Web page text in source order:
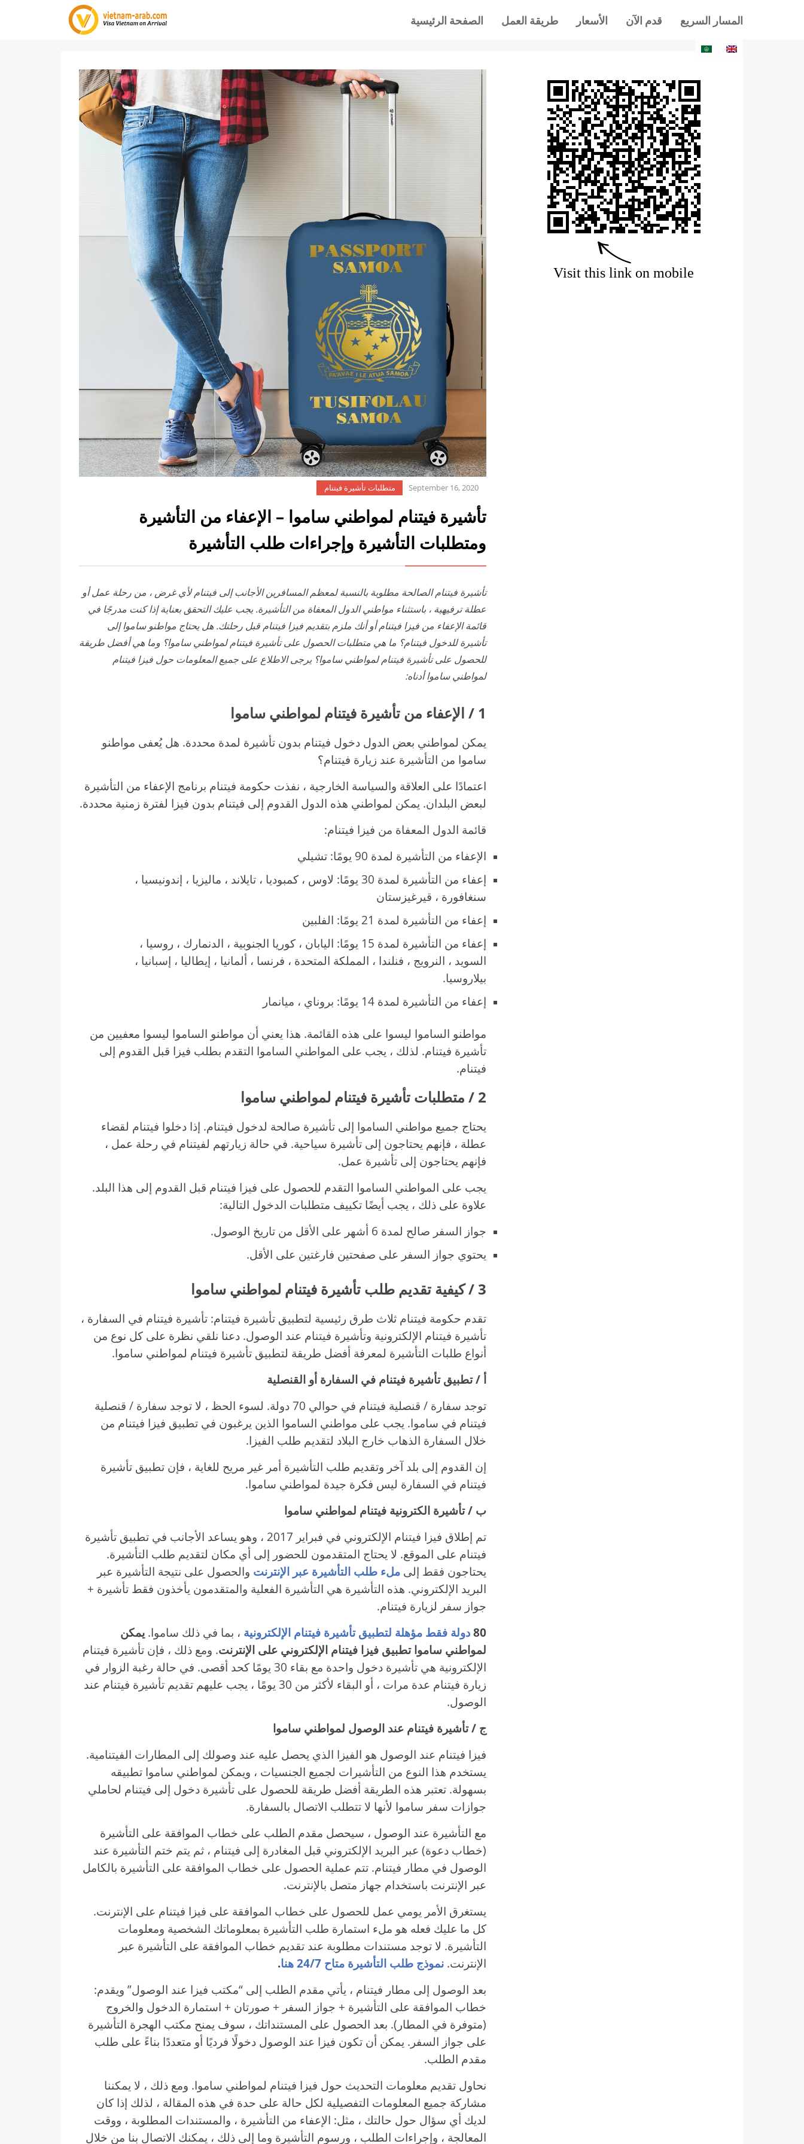
الصفحة الرئيسية طريقة العمل الأسعار قدم الآن المسار السريع
September 16, 2020 متطلبات تأشيرة فيتنام
تأشيرة فيتنام لمواطني ساموا – الإعفاء من التأشيرة
ومتطلبات التأشيرة وإجراءات طلب التأشيرة
تأشيرة فيتنام الصالحة مطلوبة بالنسبة لمعظم المسافرين الأجانب إلى فيتنام لأي غرض ، من رحلة عمل أو
عطلة ترفيهية ، باستثناء مواطني الدول المعفاة من التأشيرة. يجب عليك التحقق بعناية إذا كنت مدرجًا في
قائمة الإعفاء من فيزا فيتنام أو أنك ملزم بتقديم فيزا فيتنام قبل رحلتك. هل يحتاج مواطنو ساموا إلى
تأشيرة للدخول فيتنام؟ ما هي متطلبات الحصول على تأشيرة فيتنام لمواطني ساموا؟ وما هي أفضل طريقة
للحصول على تأشيرة فيتنام لمواطني ساموا؟ يرجى الاطلاع على جميع المعلومات حول فيزا فيتنام
لمواطني ساموا أدناه:
1 / الإعفاء من تأشيرة فيتنام لمواطني ساموا
يمكن لمواطني بعض الدول دخول فيتنام بدون تأشيرة لمدة محددة. هل يُعفى مواطنو
ساموا من التأشيرة عند زيارة فيتنام؟
اعتمادًا على العلاقة والسياسة الخارجية ، نفذت حكومة فيتنام برنامج الإعفاء من التأشيرة
لبعض البلدان. يمكن لمواطني هذه الدول القدوم إلى فيتنام بدون فيزا لفترة زمنية محددة.
قائمة الدول المعفاة من فيزا فيتنام:
الإعفاء من التأشيرة لمدة 90 يومًا: تشيلي
إعفاء من التأشيرة لمدة 30 يومًا: لاوس ، كمبوديا ، تايلاند ، ماليزيا ، إندونيسيا ،
سنغافورة ، قيرغيزستان
إعفاء من التأشيرة لمدة 21 يومًا: الفلبين
إعفاء من التأشيرة لمدة 15 يومًا: اليابان ، كوريا الجنوبية ، الدنمارك ، روسيا ،
السويد ، النرويج ، فنلندا ، المملكة المتحدة ، فرنسا ، ألمانيا ، إيطاليا ، إسبانيا ،
بيلاروسيا.
إعفاء من التأشيرة لمدة 14 يومًا: بروناي ، ميانمار
مواطنو الساموا ليسوا على هذه القائمة. هذا يعني أن مواطنو الساموا ليسوا معفيين من
تأشيرة فيتنام. لذلك ، يجب على المواطني الساموا التقدم بطلب فيزا قبل القدوم إلى
فيتنام.
2 / متطلبات تأشيرة فيتنام لمواطني ساموا
يحتاج جميع مواطني الساموا إلى تأشيرة صالحة لدخول فيتنام. إذا دخلوا فيتنام لقضاء
عطلة ، فإنهم يحتاجون إلى تأشيرة سياحية. في حالة زيارتهم لفيتنام في رحلة عمل ،
فإنهم يحتاجون إلى تأشيرة عمل.
يجب على المواطني الساموا التقدم للحصول على فيزا فيتنام قبل القدوم إلى هذا البلد.
علاوة على ذلك ، يجب أيضًا تكييف متطلبات الدخول التالية:
جواز السفر صالح لمدة 6 أشهر على الأقل من تاريخ الوصول.
يحتوي جواز السفر على صفحتين فارغتين على الأقل.
3 / كيفية تقديم طلب تأشيرة فيتنام لمواطني ساموا
تقدم حكومة فيتنام ثلاث طرق رئيسية لتطبيق تأشيرة فيتنام: تأشيرة فيتنام في السفارة ،
تأشيرة فيتنام الإلكترونية وتأشيرة فيتنام عند الوصول. دعنا نلقي نظرة على كل نوع من
أنواع طلبات التأشيرة لمعرفة أفضل طريقة لتطبيق تأشيرة فيتنام لمواطني ساموا.
أ / تطبيق تأشيرة فيتنام في السفارة أو القنصلية
توجد سفارة / قنصلية فيتنام في حوالي 70 دولة. لسوء الحظ ، لا توجد سفارة / قنصلية
فيتنام في ساموا. يجب على مواطني الساموا الذين يرغبون في تطبيق فيزا فيتنام من
خلال السفارة الذهاب خارج البلاد لتقديم طلب الفيزا.
إن القدوم إلى بلد آخر وتقديم طلب التأشيرة أمر غير مريح للغاية ، فإن تطبيق تأشيرة
فيتنام في السفارة ليس فكرة جيدة لمواطني ساموا.
ب / تأشيرة الكترونية فيتنام لمواطني ساموا
تم إطلاق فيزا فيتنام الإلكتروني في فبراير 2017 ، وهو يساعد الأجانب في تطبيق تأشيرة
فيتنام على الموقع. لا يحتاج المتقدمون للحضور إلى أي مكان لتقديم طلب التأشيرة.
يحتاجون فقط إلى ملء طلب التأشيرة عبر الإنترنت والحصول على نتيجة التأشيرة عبر
البريد الإلكتروني. هذه التأشيرة هي التأشيرة الفعلية والمتقدمون يأخذون فقط تأشيرة +
جواز سفر لزيارة فيتنام.
80 دولة فقط مؤهلة لتطبيق تأشيرة فيتنام الإلكترونية ، بما في ذلك ساموا. يمكن
لمواطني ساموا تطبيق فيزا فيتنام الإلكتروني على الإنترنت. ومع ذلك ، فإن تأشيرة فيتنام
الإلكترونية هي تأشيرة دخول واحدة مع بقاء 30 يومًا كحد أقصى. في حالة رغبة الزوار في
زيارة فيتنام عدة مرات ، أو البقاء لأكثر من 30 يومًا ، يجب عليهم تقديم تأشيرة فيتنام عند
الوصول.
ج / تأشيرة فيتنام عند الوصول لمواطني ساموا
فيزا فيتنام عند الوصول هو الفيزا الذي يحصل عليه عند وصولك إلى المطارات الفيتنامية.
يستخدم هذا النوع من التأشيرات لجميع الجنسيات ، ويمكن لمواطني ساموا تطبيقه
بسهولة. تعتبر هذه الطريقة أفضل طريقة للحصول على تأشيرة دخول إلى فيتنام لحاملي
جوازات سفر ساموا لأنها لا تتطلب الاتصال بالسفارة.
مع التأشيرة عند الوصول ، سيحصل مقدم الطلب على خطاب الموافقة على التأشيرة
(خطاب دعوة) عبر البريد الإلكتروني قبل المغادرة إلى فيتنام ، ثم يتم ختم التأشيرة عند
الوصول في مطار فيتنام. تتم عملية الحصول على خطاب الموافقة على التأشيرة بالكامل
عبر الإنترنت باستخدام جهاز متصل بالإنترنت.
يستغرق الأمر يومي عمل للحصول على خطاب الموافقة على فيزا فيتنام على الإنترنت.
كل ما عليك فعله هو ملء استمارة طلب التأشيرة بمعلوماتك الشخصية ومعلومات
التأشيرة. لا توجد مستندات مطلوبة عند تقديم خطاب الموافقة على التأشيرة عبر
الإنترنت. نموذج طلب التأشيرة متاح 24/7 هنا
.
بعد الوصول إلى مطار فيتنام ، يأتي مقدم الطلب إلى “مكتب فيزا عند الوصول” ويقدم:
خطاب الموافقة على التأشيرة + جواز السفر + صورتان + استمارة الدخول والخروج
(متوفرة في المطار). بعد الحصول على المستنداتك ، سوف يمنح مكتب الهجرة التأشيرة
على جواز السفر. يمكن أن تكون فيزا عند الوصول دخولًا فرديًا أو متعددًا بناءً على طلب
مقدم الطلب.
نحاول تقديم معلومات التحديث حول فيزا فيتنام لمواطني ساموا. ومع ذلك ، لا يمكننا
مشاركة جميع المعلومات التفصيلية لكل حالة على حدة في هذه المقالة ، لذلك إذا كان
لديك أي سؤال حول حالتك ، مثل: الإعفاء من التأشيرة ، والمستندات المطلوبة ، ووقت
المعالجة ، وإجراءات الطلب ، ورسوم التأشيرة وما إلى ذلك ، يمكنك الاتصال بنا من خلال
Visit this link on mobile